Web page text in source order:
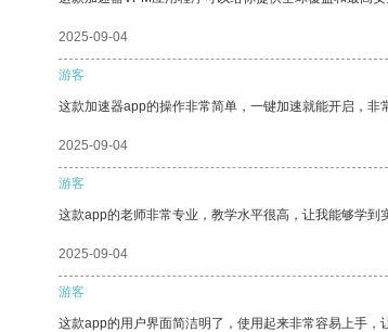
2025-09-04
游客
这款加速器app的操作非常简单，一键加速就能开启，非
2025-09-04
游客
这款app的老师非常专业，教学水平很高，让我能够学到
2025-09-04
游客
这款app的用户界面简洁明了，使用起来非常容易上手，